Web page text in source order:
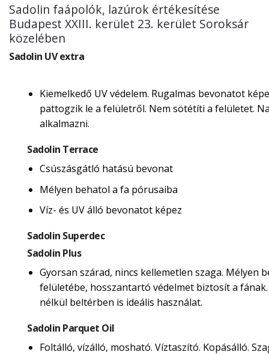
Sadolin faápolók, lazúrok értékesítése
Budapest XXIII. kerület 23. kerület Soroksár
közelében
Sadolin UV extra
Kiemelkedő UV védelem. Rugalmas bevonatot
pattogzik le a felületről. Nem sötétíti a felületet.
alkalmazni.
Sadolin Terrace
Csúszásgátló hatású bevonat
Mélyen behatol a fa pórusaiba
Víz- és UV álló bevonatot képez
Sadolin Superdec
Sadolin Plus
Gyorsan szárad, nincs kellemetlen szaga. Mélyen
felületébe, hosszantartó védelmet biztosít a
nélkül beltérben is ideális használat.
Sadolin Parquet Oil
Foltálló, vízálló, mosható. Víztaszító. Kopásálló.